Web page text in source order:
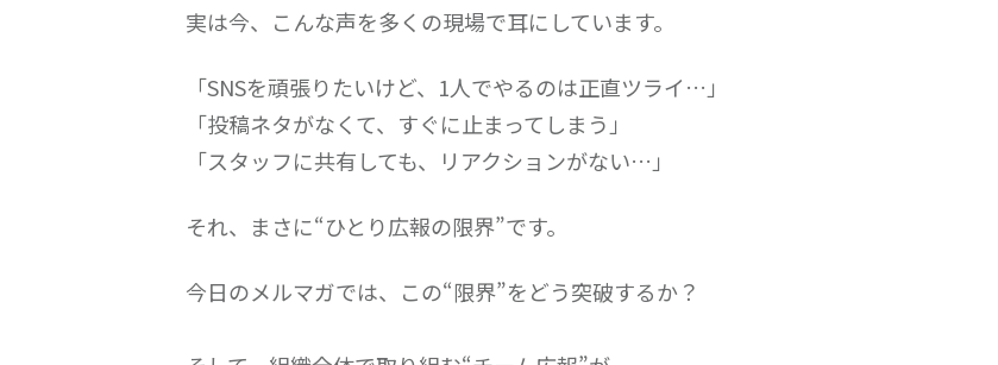
実は今、こんな声を多くの現場で耳にしています。
「SNSを頑張りたいけど、1人でやるのは正直ツライ…」
「投稿ネタがなくて、すぐに止まってしまう」
「スタッフに共有しても、リアクションがない…」
それ、まさに“ひとり広報の限界”です。
今日のメルマガでは、この“限界”をどう突破するか？